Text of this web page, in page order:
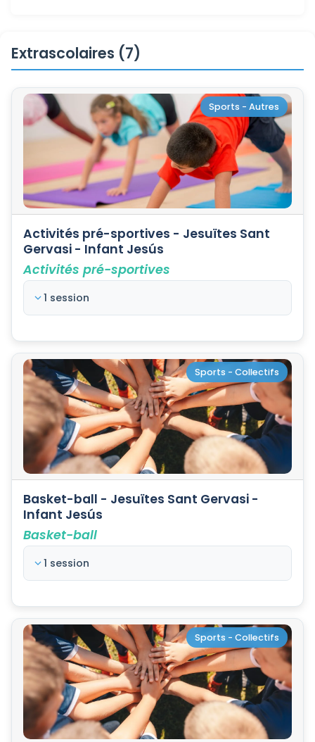
Extrascolaires (7)
Sports - Autres
Activités pré-sportives - Jesuïtes Sant
Gervasi - Infant Jesús
Activités pré-sportives
1 session
Sports - Collectifs
Basket-ball - Jesuïtes Sant Gervasi -
Infant Jesús
Basket-ball
1 session
Sports - Collectifs